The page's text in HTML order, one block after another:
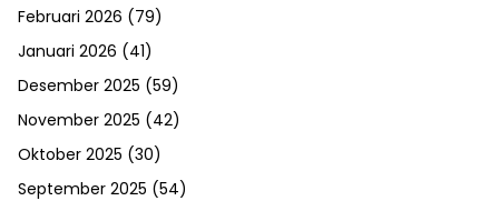
Februari 2026 (79)
Januari 2026 (41)
Desember 2025 (59)
November 2025 (42)
Oktober 2025 (30)
September 2025 (54)